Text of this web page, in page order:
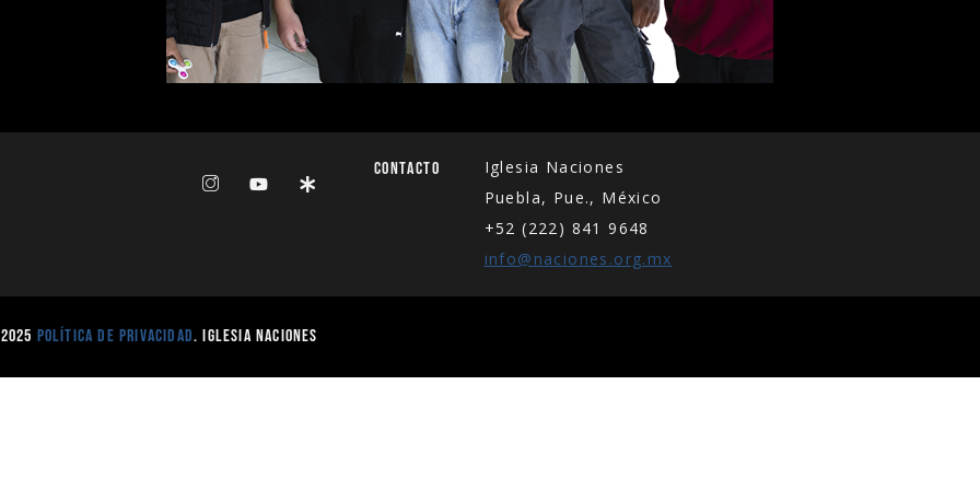
Contacto
Iglesia Naciones
Puebla, Pue., México
+52 (222) 841 9648
info@naciones.org.mx
Política de Privacidad. Iglesia Naciones